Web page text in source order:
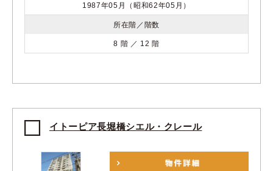
1987年05月（昭和62年05月）
所在階／階数
8 階 ／ 12 階
イトーピア長堀橋シエル・クレール